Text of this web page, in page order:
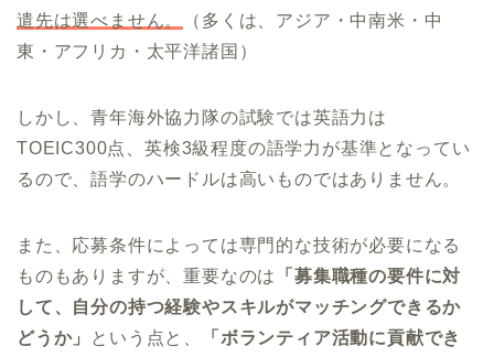
遣先は選べません。
（多くは、アジア・中南米・中
東・アフリカ・太平洋諸国）
しかし、青年海外協力隊の試験では英語力は
TOEIC300点、英検3級程度の語学力が基準となってい
るので、語学のハードルは高いものではありません。
また、応募条件によっては専門的な技術が必要になる
ものもありますが、重要なのは
「募集職種の要件に対
して、自分の持つ経験やスキルがマッチングできるか
どうか」
という点と、
「ボランティア活動に貢献でき